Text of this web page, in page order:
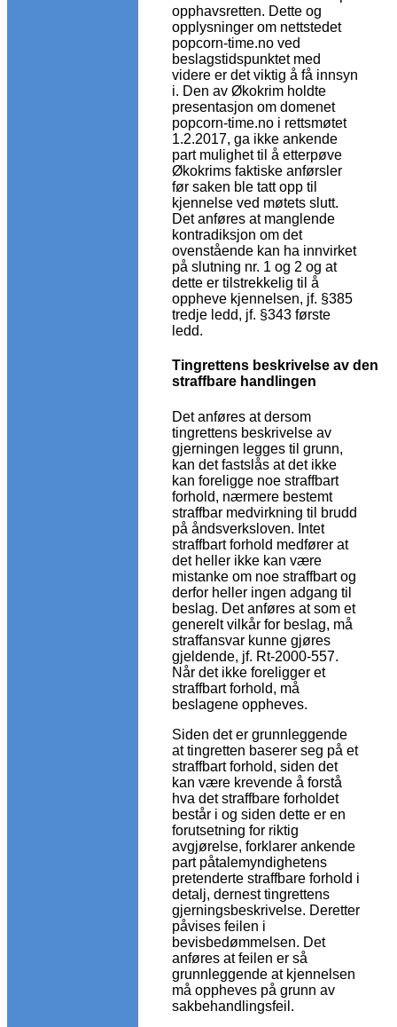
opphavsretten. Dette og
opplysninger om nettstedet
popcorn-time.no ved
beslagstidspunktet med
videre er det viktig å få innsyn
i. Den av Økokrim holdte
presentasjon om domenet
popcorn-time.no i rettsmøtet
1.2.2017, ga ikke ankende
part mulighet til å etterpøve
Økokrims faktiske anførsler
før saken ble tatt opp til
kjennelse ved møtets slutt.
Det anføres at manglende
kontradiksjon om det
ovenstående kan ha innvirket
på slutning nr. 1 og 2 og at
dette er tilstrekkelig til å
oppheve kjennelsen, jf. §385
tredje ledd, jf. §343 første
ledd.
Tingrettens beskrivelse av den
straffbare handlingen
Det anføres at dersom
tingrettens beskrivelse av
gjerningen legges til grunn,
kan det fastslås at det ikke
kan foreligge noe straffbart
forhold, nærmere bestemt
straffbar medvirkning til brudd
på åndsverksloven. Intet
straffbart forhold medfører at
det heller ikke kan være
mistanke om noe straffbart og
derfor heller ingen adgang til
beslag. Det anføres at som et
generelt vilkår for beslag, må
straffansvar kunne gjøres
gjeldende, jf. Rt-2000-557.
Når det ikke foreligger et
straffbart forhold, må
beslagene oppheves.
Siden det er grunnleggende
at tingretten baserer seg på et
straffbart forhold, siden det
kan være krevende å forstå
hva det straffbare forholdet
består i og siden dette er en
forutsetning for riktig
avgjørelse, forklarer ankende
part påtalemyndighetens
pretenderte straffbare forhold i
detalj, dernest tingrettens
gjerningsbeskrivelse. Deretter
påvises feilen i
bevisbedømmelsen. Det
anføres at feilen er så
grunnleggende at kjennelsen
må oppheves på grunn av
sakbehandlingsfeil.